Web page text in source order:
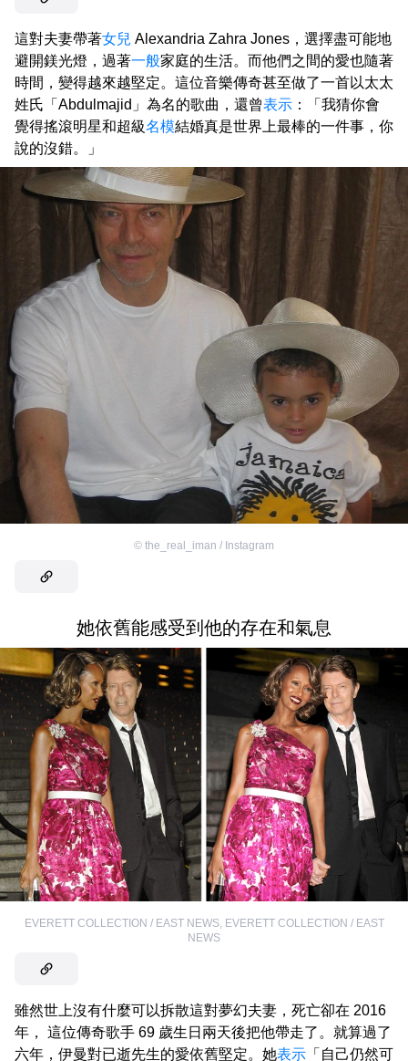
這對夫妻帶著女兒 Alexandria Zahra Jones，選擇盡可能地
避開鎂光燈，過著一般家庭的生活。而他們之間的愛也隨著
時間，變得越來越堅定。這位音樂傳奇甚至做了一首以太太
姓氏「Abdulmajid」為名的歌曲，還曾表示 ：「我猜你會
覺得搖滾明星和超級名模結婚真是世界上最棒的一件事，你
說的沒錯。」
© the_real_iman / Instagram
她依舊能感受到他的存在和氣息
EVERETT COLLECTION / EAST NEWS, EVERETT COLLECTION / EAST
NEWS
雖然世上沒有什麼可以拆散這對夢幻夫妻，死亡卻在 2016
年， 這位傳奇歌手 69 歲生日兩天後把他帶走了。就算過了
六年，伊曼對已逝先生的愛依舊堅定。她表示 「自己仍然可